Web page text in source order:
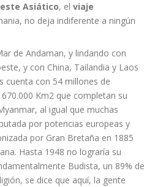
Asiático, el viaje
no deja indiferente a ningún
de Andaman, y lindando con
y con China, Tailandia y Laos
cuenta con 54 millones de
Km2 que completan su
al igual que muchas
por potencias europeas y
por Gran Bretaña en 1885
Hasta 1948 no lograría su
Budista, un 89% de
se dice que aquí, la gente